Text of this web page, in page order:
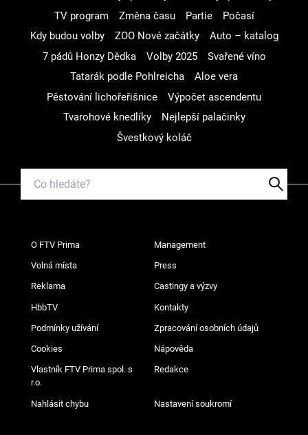
TV program
Změna času Partie
Počasí
Kdy budou volby
ZOO Nové začátky
Auto – katalog
7 pádů Honzy Dědka
Volby 2025
Svařené víno
Tatarák podle Pohlreicha
Aloe vera
Pěstování lichořeřišnice
Výpočet ascendentu
Tvarohové knedlíky
Nejlepší palačinky
Švestkový koláč
O FTV Prima Management
Volná místa Press
Reklama Castingy a výzvy
HbbTV Kontakty
Podmínky užívání Zpracování osobních údajů
Cookies Nápověda
Vlastník FTV Prima spol. s
r.o.
Redakce
Nahlásit chybu Nastavení soukromí